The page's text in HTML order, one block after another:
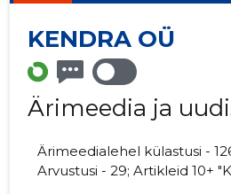
KENDRA OÜ
Ärimeedia ja
Ärimeedialehel külastusi -
Arvustusi - 29; Artikleid 10+ "Kirjuta KENDRA